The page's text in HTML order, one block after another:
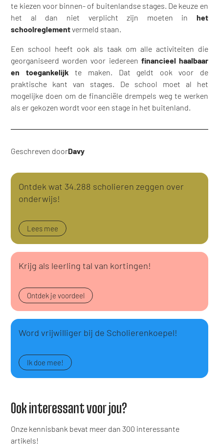
te kiezen voor binnen- of buitenlandse stages. De keuze en
het al dan niet verplicht zijn moeten in het
schoolreglementvermeld staan.
Een school heeft ook als taak om alle activiteiten die
georganiseerd worden voor iedereen financieel haalbaar
en toegankelijk te maken. Dat geldt ook voor de
praktische kant van stages. De school moet al het
mogelijke doen om de financiële drempels weg te werken
als er gekozen wordt voor een stage in het buitenland.
Geschreven doorDavy
Ontdek wat 34.288 scholieren zeggen over
onderwijs!
Lees mee
Krijg als leerling tal van kortingen!
Ontdek je voordeel
Word vrijwilliger bij de Scholierenkoepel!
Ik doe mee!
Ook interessant voor jou?
Onze kennisbank bevat meer dan 300 interessante
artikels!